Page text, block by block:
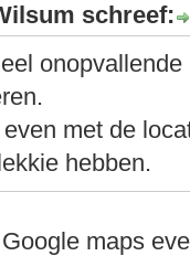
schreef:
met de
hebben.
maps